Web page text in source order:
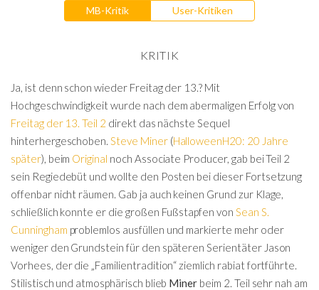
MB-Kritik User-Kritiken
KRITIK
Ja, ist denn schon wieder Freitag der 13.? Mit
Hochgeschwindigkeit wurde nach dem abermaligen Erfolg von
Freitag der 13. Teil 2 direkt das nächste Sequel
hinterhergeschoben. Steve Miner(HalloweenH20: 20 Jahre
später), beim Original noch Associate Producer, gab bei Teil 2
sein Regiedebüt und wollte den Posten bei dieser Fortsetzung
offenbar nicht räumen. Gab ja auch keinen Grund zur Klage,
schließlich konnte er die großen Fußstapfen von Sean S.
Cunningham problemlos ausfüllen und markierte mehr oder
weniger den Grundstein für den späteren Serientäter Jason
Vorhees, der die „Familientradition“ ziemlich rabiat fortführte.
Stilistisch und atmosphärisch blieb Miner beim 2. Teil sehr nah am